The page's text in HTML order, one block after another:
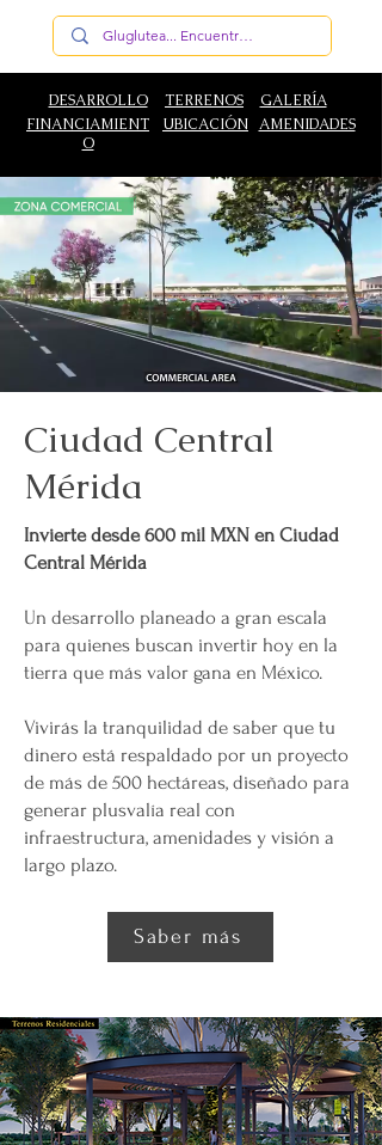
DESARROLLO
FINANCIAMIENT
O
TERRENOS
UBICACIÓN
GALERÍA
AMENIDADES
Ciudad Central
Mérida
Invierte desde 600 mil MXN en Ciudad
Central Mérida
Un desarrollo planeado a gran escala
para quienes buscan invertir hoy en la
tierra que más valor gana en México.
Vivirás la tranquilidad de saber que tu
dinero está respaldado por un proyecto
de más de 500 hectáreas, diseñado para
generar plusvalía real con
infraestructura, amenidades y visión a
largo plazo.
Saber más